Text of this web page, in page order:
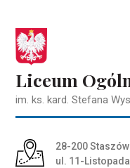
Liceum
im. ks. kard. Stefana
Adres pocztowy:
28-200 Staszów
ul. 11-